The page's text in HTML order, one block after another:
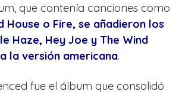
que contenía canciones como
House o Fire, se añadieron los
Haze, Hey Joe y The Wind
la versión americana.
fue el álbum que consolidó